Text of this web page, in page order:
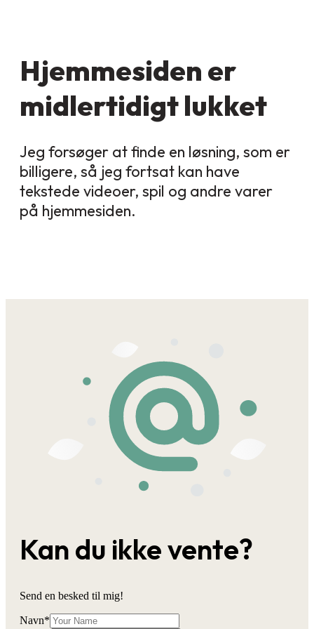
Hjemmesiden er
midlertidigt lukket
Jeg forsøger at finde en løsning, som er
billigere, så jeg fortsat kan have
tekstede videoer, spil og andre varer
på hjemmesiden.
Kan du ikke vente?
Send en besked til mig!
Navn*